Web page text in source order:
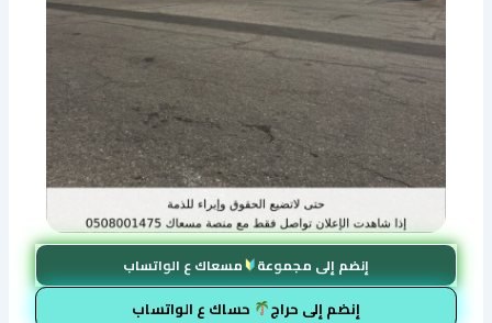
إنضم إلى مجموعة مسعاك ع الواتساب
إنضم إلى حراج حساك ع الواتساب